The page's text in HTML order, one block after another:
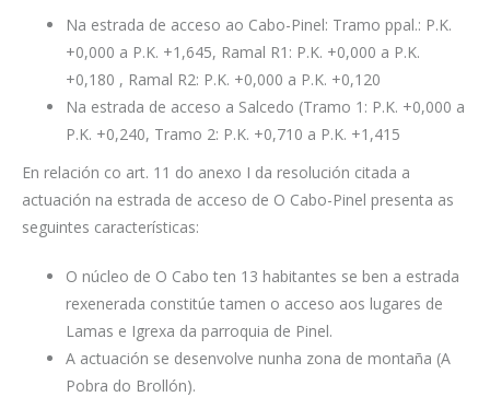
Na estrada de acceso ao Cabo-Pinel: Tramo ppal.: P.K.
+0,000 a P.K. +1,645, Ramal R1: P.K. +0,000 a P.K.
+0,180 , Ramal R2: P.K. +0,000 a P.K. +0,120
Na estrada de acceso a Salcedo (Tramo 1: P.K. +0,000 a
P.K. +0,240, Tramo 2: P.K. +0,710 a P.K. +1,415
En relación co art. 11 do anexo I da resolución citada a
actuación na estrada de acceso de O Cabo-Pinel presenta as
seguintes características:
O núcleo de O Cabo ten 13 habitantes se ben a estrada
rexenerada constitúe tamen o acceso aos lugares de
Lamas e Igrexa da parroquia de Pinel.
A actuación se desenvolve nunha zona de montaña (A
Pobra do Brollón).